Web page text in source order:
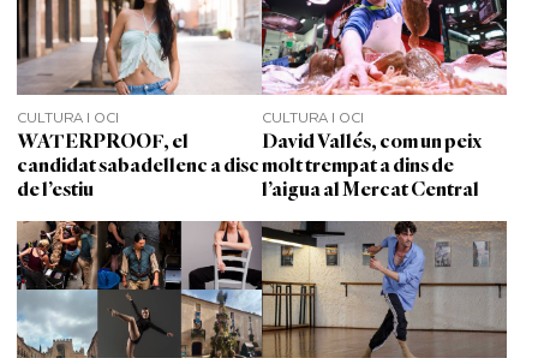
CULTURA I OCI
WATERPROOF, el
candidat sabadellenc a disc
de l’estiu
CULTURA I OCI
David Vallés, com un peix
molt trempat a dins de
l’aigua al Mercat Central